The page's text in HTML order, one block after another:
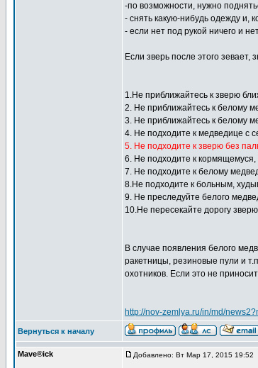
-по возможности, нужно
- снять какую-нибудь одежду и,
- если нет под рукой ничего и
Если зверь после этого
1.Не приближайтесь к зверю
2. Не приближайтесь к белому
3. Не приближайтесь к белому
4. Не подходите к медведице с
5. Не подходите к зверю без
6. Не подходите к
7. Не подходите к белому
8.Не подходите к больным,
9. Не преследуйте белого
10.Не пересекайте дорогу
В случае появления белого
ракетницы, резиновые пули и
охотников. Если это не
http://nov-zemlya.ru/in/md/
Вернуться к началу
Mave®ick Добавлено: Вт Мар 17, 2015 19:52